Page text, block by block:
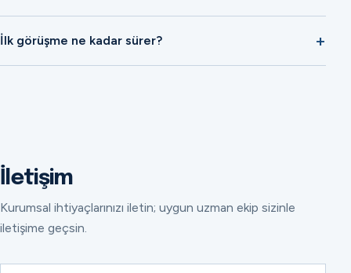
İlk görüşme ne kadar sürer?
İletişim
Kurumsal ihtiyaçlarınızı iletin; uygun uzman ekip sizinle
iletişime geçsin.